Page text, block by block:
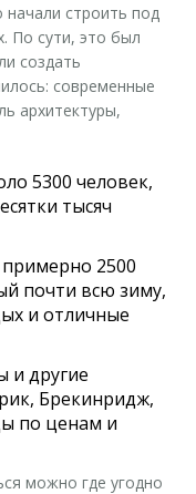
строить под
По сути, это был
создать
современные
архитектуры,
5300 человек,
тысяч
2500
почти всю зиму,
и отличные
и другие
Брекинридж,
по ценам и
можно где угодно